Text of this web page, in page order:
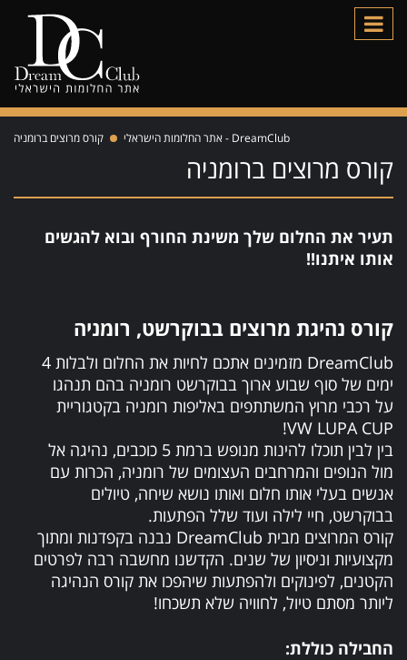
DreamClub - אתר החלומות הישראלי קורס מרוצים ברומניה
קורס מרוצים ברומניה
תעיר את החלום שלך משינת החורף ובוא להגשים
אותו איתנו!!
קורס נהיגת מרוצים בבוקרשט, רומניה
DreamClub מזמינים אתכם לחיות את החלום ולבלות 4
ימים של סוף שבוע ארוך בבוקרשט רומניה בהם תנהגו
על רכבי מרוץ המשתתפים באליפות רומניה בקטגוריית
VW LUPA CUP!
בין לבין תוכלו להינות מנופש ברמת 5 כוכבים, נהיגה אל
מול הנופים והמרחבים העצומים של רומניה, הכרות עם
אנשים בעלי אותו חלום ואותו נושא שיחה, טיולים
בבוקרשט, חיי לילה ועוד שלל הפתעות.
קורס המרוצים מבית DreamClub נבנה בקפדנות ומתוך
מקצועיות וניסיון של שנים. הקדשנו מחשבה רבה לפרטים
הקטנים, לפינוקים ולהפתעות שיהפכו את קורס הנהיגה
ליותר מסתם טיול, לחוויה שלא תשכחו!
החבילה כוללת: